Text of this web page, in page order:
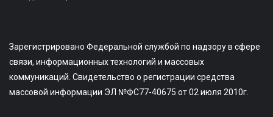
Зарегистрировано Федеральной службой по надзору в сфере
связи, информационных технологий и массовых
коммуникаций. Свидетельство о регистрации средства
массовой информации ЭЛ №ФС77-40675 от 02 июля 2010г.